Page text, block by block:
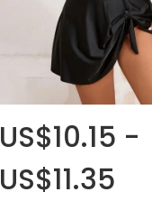
US$10.15 -
US$11.35